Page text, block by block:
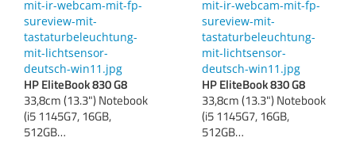
HP EliteBook 830 G8
33,8cm (13.3") Notebook
(i5 1145G7, 16GB,
512GB…
HP EliteBook 830 G8
33,8cm (13.3") Notebook
(i5 1145G7, 16GB,
512GB…